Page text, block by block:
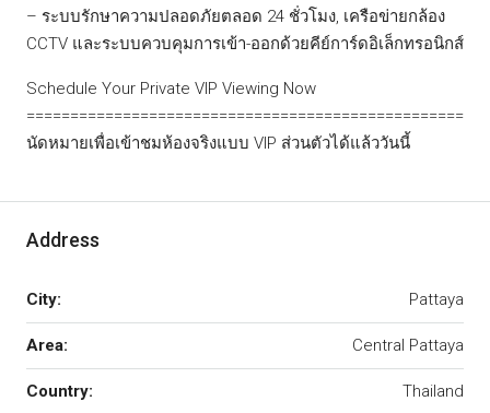
– ระบบรักษาความปลอดภัยตลอด 24 ชั่วโมง, เครือข่ายกล้อง
CCTV และระบบควบคุมการเข้า-ออกด้วยคีย์การ์ดอิเล็กทรอนิกส์
Schedule Your Private VIP Viewing Now
==================================================
นัดหมายเพื่อเข้าชมห้องจริงแบบ VIP ส่วนตัวได้แล้ววันนี้
Address
City: Pattaya
Area: Central Pattaya
Country: Thailand